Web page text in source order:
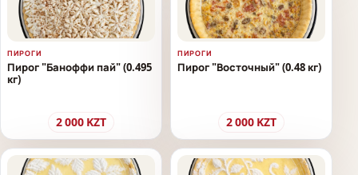
ПИРОГИ
Пирог "Баноффи пай" (0.495
кг)
2 000 KZT
ПИРОГИ
Пирог "Восточный" (0.48 кг)
2 000 KZT